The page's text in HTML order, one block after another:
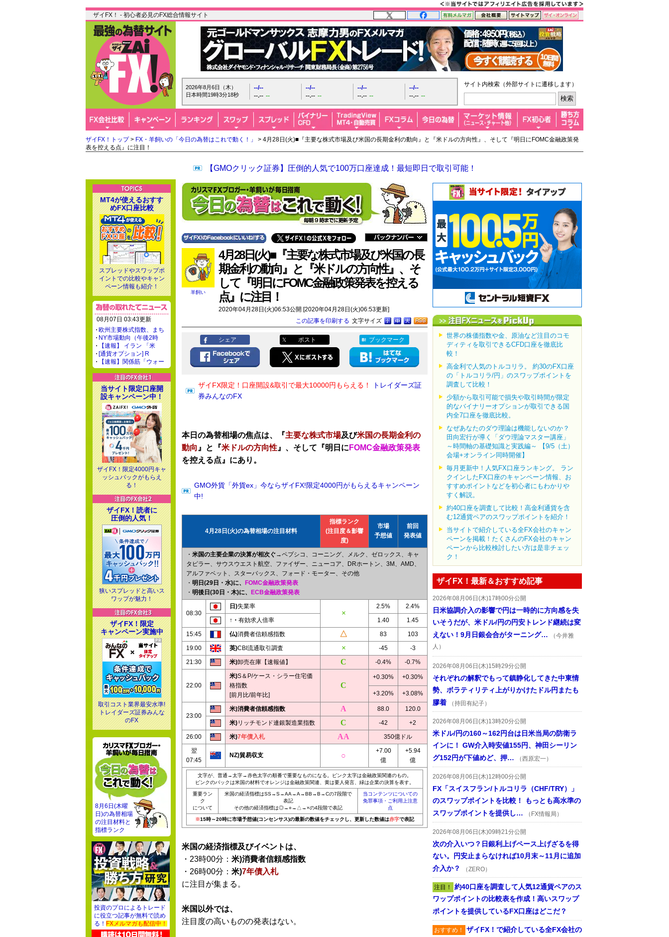
ザイFX！ - 初心者必見のFX総合情報サイト
2026年8月6日（木）
日本時間19時3分20秒
--/--
--.-- --
--/--
--.-- --
--/--
--.-- --
--/--
--.-- --
サイト内検索（外部サイトに遷移します）
ザイFX！トップ> FX・羊飼いの「今日の為替はこれで動く！」
> 4月28日(火)■『主要な株式市場及び米国の長期金利の動向』と『米ドルの方向性』、そして『明日にFOMC金融政策発
表を控える点』に注目！
【GMOクリック証券】圧倒的人気で100万口座達成！最短即日で取引可能！
羊飼い
4月28日(火)■『主要な株式市場及び米国の長
期金利の動向』と『米ドルの方向性』、そ
して『明日にFOMC金融政策発表を控える
点』に注目！
2020年04月28日(火)06:53公開 [2020年04月28日(火)06:53更新]
文字サイズ
この記事を印刷する
シェア ポスト ブックマーク
ザイFX限定！口座開設&取引で最大10000円もらえる！
トレイダーズ証
券みんなのFX
本日の為替相場の焦点は、『主要な株式市場及び米国の長期金利の
動向 』と『米ドルの方向性 』、そして『明日に FOMC金融政策発表
を控える点』にあり。
GMO外貨「外貨ex」今ならザイFX!限定4000円がもらえるキャンペーン
中!
4月28日(火)の為替相場の注目材料
指標ランク
(注目度＆影響
度)
市場
予想値
前回
発表値
・ 米国の主要企業の決算が相次ぐ→ペプシコ、コーニング、メルク、ゼロックス、キャ
タピラー、サウスウエスト航空、ファイザー、ニューコア、DRホートン、3M、AMD、
アルファベット、スターバックス、フォード・モーター、その他
・ 明日(29日・水)に、
FOMC金融政策発表
・ 明後日(30日・木)に、 ECB金融政策発表
08:30
日)失業率 2.5%
2.4%
↑・ 有効求人倍率 1.40
1.45
15:45
仏)消費者信頼感指数 83
103
19:00
英)CBI流通取引調査 -45
-3
21:30
米)卸売在庫【速報値】 -0.4% -0.7%
22:00
米)S＆P/ケース・シラー住宅価
格指数
[前月比/前年比]
+0.30% +0.30%
+3.20% +3.08%
23:00
米)消費者信頼感指数 88.0
120.0
米)リッチモンド連銀製造業指数 -42
+2
26:00
米)7年債入札
350億ドル
翌
07:45
NZ)貿易収支
+7.00
億
+5.94
億
文字が、普通→太字→赤色太字の順番で重要なものになる。ピンク太字は金融政策関連のもの。
ピンクのバックは米国の材料でオレンジは金融政策関連、黄は要人発言、緑は企業の決算を表す。
重要ラン
ク
について
米国の経済指標はSS→S→AA→A→BB→B→Cの7段階で
表記
その他の経済指標は◎→○→△→×の4段階で表記
当コンテンツについての
免罪事項・ご利用上注意
点
※15時～20時に市場予想値(コンセンサス)の最新の数値をチェックし、更新した数値は赤字で表記
米国の経済指標及びイベントは、
・23時00分： 米)消費者信頼感指数
・26時00分： 米)7年債入札
に注目が集まる。
米国以外では、
注目度の高いものの発表はない。
世界の株価指数や金、原油など注目のコモ
ディティを取引できるCFD口座を徹底比
較！
高金利で人気のトルコリラ。 約30のFX口座
の「トルコリラ/円」のスワップポイントを
調査して比較！
少額から取引可能で損失や取引時間が限定
的なバイナリーオプションが取引できる国
内全7口座を徹底比較。
なぜあなたのダウ理論は機能しないのか？
田向宏行が導く「ダウ理論マスター講座」
～時間軸の基礎知識と実践編～ 【9/5（土）
会場+オンライン同時開催】
毎月更新中！人気FX口座ランキング。 ラン
クインしたFX口座のキャンペーン情報、お
すすめポイントなどを初心者にもわかりや
すく解説。
約40口座を調査して比較！高金利通貨を含
む12通貨ペアのスワップポイントを紹介！
当サイトで紹介している全FX会社のキャン
ペーンを掲載！たくさんのFX会社のキャン
ペーンから比較検討したい方は是非チェッ
ク！
ザイFX！最新＆おすすめ記事
2026年08月06日(木)17時00分公開
日米協調介入の影響で円は一時的に方向感を失
いそうだが、米ドル/円の円安トレンド継続は変
えない！9月日銀会合がターニング…
（今井雅
人）
2026年08月06日(木)15時29分公開
それぞれの解釈でもって鎮静化してきた中東情
勢、ボラティリティ上がりかけたドル円またも
膠着
（持田有紀子）
2026年08月06日(木)13時20分公開
米ドル/円の160～162円台は日米当局の防衛ラ
インに！ GW介入時安値155円、神田シーリン
グ152円が下値めど、押…
（西原宏一）
2026年08月06日(木)12時00分公開
FX「スイスフラン/トルコリラ（CHF/TRY）」
のスワップポイントを比較！ もっとも高水準の
スワップポイントを提供し…
（FX情報局）
2026年08月06日(木)09時21分公開
次の介入いつ？日銀利上げペース上げざるを得
ない。円安止まらなければ10月末～11月に追加
介入か？
（ZERO）
注目！ 約40口座を調査して人気12通貨ペアのス
ワップポイントの比較表を作成！高いスワップ
ポイントを提供しているFX口座はどこだ？
おすすめ！ ザイFX！で紹介している全FX会社の
MT4が使えるおすす
めFX口座比較
スプレッドやスワップポ
イントでの比較やキャン
ペーン情報も紹介！
08月07日 03:43更新
欧州主要株式指数、まち
NY市場動向（午後2時
【速報】 イラン 「米
[通貨オプション] R
【速報】関係筋「ウォー
当サイト限定口座開
設キャンペーン中！
ザイFX！限定4000円キャ
ッシュバックがもらえ
る！
ザイFX！読者に
圧倒的人気！
狭いスプレッドと高いス
ワップが魅力！
ザイFX！限定
キャンペーン実施中
取引コスト業界最安水準!
トレイダーズ証券みんな
のFX
8月6日(木曜
日)の為替相場
の注目材料と
指標ランク
投資のプロによるトレード
に役立つ記事が無料で読め
る！ FXメルマガも配信中！